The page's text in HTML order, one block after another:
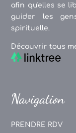
afin qu'elles se
guider les
spirituelle.
Découvrir tous
Navigation
PRENDRE RDV